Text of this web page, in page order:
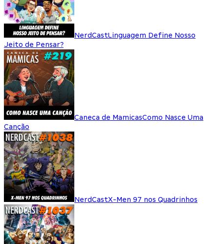
NerdCastLinguagem Define Nosso
Jeito de Pensar?
Caneca de MamicasComo Nasce Uma
Canção
NerdCastX-Men 97 nos Quadrinhos